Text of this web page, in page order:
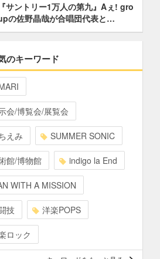
『サントリー1万人の第九』Aぇ! gro
の佐野晶哉が合唱団代表と…
のキーワード
会/博覧会/展覧会
えみ SUMMER SONIC
館/博物館 indigo la End
WITH A MISSION
技 洋楽POPS
ロック